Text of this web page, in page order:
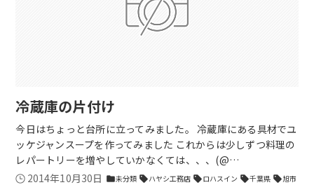
冷蔵庫の片付け
今日はちょっと台所に立ってみました。 冷蔵庫にある具材でユ
ッケジャンスープを作ってみました これからは少しずつ料理の
レパートリーを増やしていかなくては、、、(@…
2014年10月30日 folder未分類 sellハヤシ工務店 sellロハスイン sell千葉県 sell旭市